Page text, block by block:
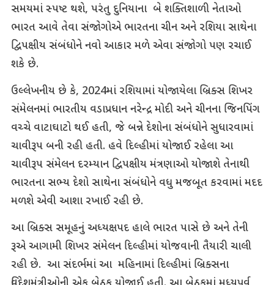
સમયમાં સ્પષ્ટ થશે, પરંતુ દુનિયાના બે શક્તિશાળી નેતાઓ
ભારત આવે તેવા સંજોગોએ ભારતના ચીન અને રશિયા સાથેના
દ્વિપક્ષીય સંબંધોને નવો આકાર મળે એવા સંજોગો પણ રચાઈ
શકે છે.
ઉલ્લેખનીય છે કે, 2024માં રશિયામાં યોજાયેલા બ્રિક્સ શિખર
સંમેલનમાં ભારતીય વડાપ્રધાન નરેન્દ્ર મોદી અને ચીનના જિનપિંગ
વચ્ચે વાટાઘાટો થઈ હતી, જે બન્ને દેશોના સંબંધોને સુધારવામાં
ચાવીરૂપ બની રહી હતી. હવે દિલ્હીમાં યોજાઈ રહેલા આ
ચાવીરૂપ સંમેલન દરમ્યાન દ્વિપક્ષીય મંત્રણાઓ યોજાશે તેનાથી
ભારતના સભ્ય દેશો સાથેના સંબંધોને વધુ મજબૂત કરવામાં મદદ
મળશે એવી આશા રખાઈ રહી છે.
આ બ્રિક્સ સમૂહનું અધ્યક્ષપદ હાલે ભારત પાસે છે અને તેની
રૂએ આગામી શિખર સંમેલન દિલ્હીમાં યોજવાની તૈયારી ચાલી
રહી છે. આ સંદર્ભમાં આ મહિનામાં દિલ્હીમાં બ્રિક્સના